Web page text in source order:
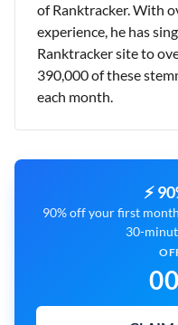
of Ranktracker. With
experience, he has
Ranktracker site to
390,000 of these
each month.
⚡
90% off your first
30-
00